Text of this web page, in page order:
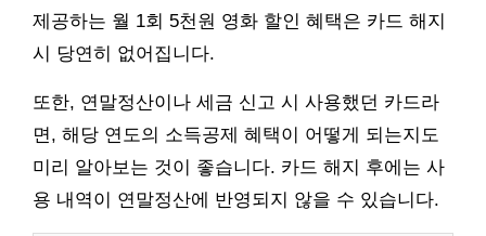
제공하는 월 1회 5천원 영화 할인 혜택은 카드 해지
시 당연히 없어집니다.
또한, 연말정산이나 세금 신고 시 사용했던 카드라
면, 해당 연도의 소득공제 혜택이 어떻게 되는지도
미리 알아보는 것이 좋습니다. 카드 해지 후에는 사
용 내역이 연말정산에 반영되지 않을 수 있습니다.